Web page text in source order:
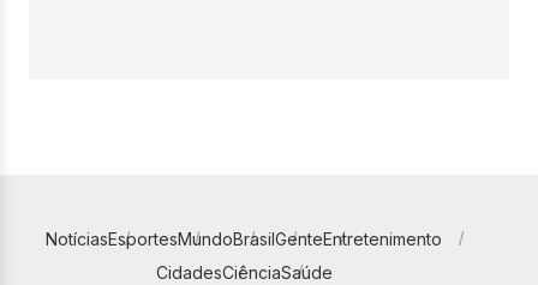
NotíciasEsportesMundoBrasilGenteEntretenimento
CidadesCiênciaSaúde